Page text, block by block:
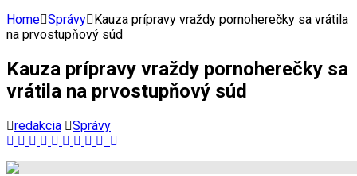
Home Správy Kauza prípravy vraždy pornoherečky sa vrátila
na prvostupňový súd
Kauza prípravy vraždy pornoherečky sa
vrátila na prvostupňový súd
redakcia Správy